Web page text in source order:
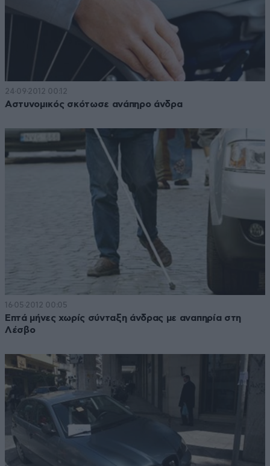
24·09·2012 00:12
Αστυνομικός σκότωσε ανάπηρο άνδρα
16·05·2012 00:05
Επτά μήνες χωρίς σύνταξη άνδρας με αναπηρία στη
Λέσβο